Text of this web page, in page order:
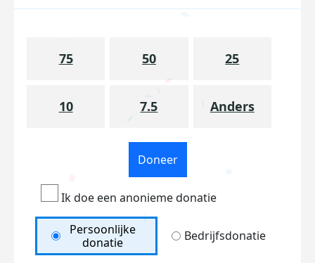
75 50 25
10 7.5 Anders
Doneer
Ik doe een anonieme donatie
Persoonlijke
donatie
Bedrijfsdonatie